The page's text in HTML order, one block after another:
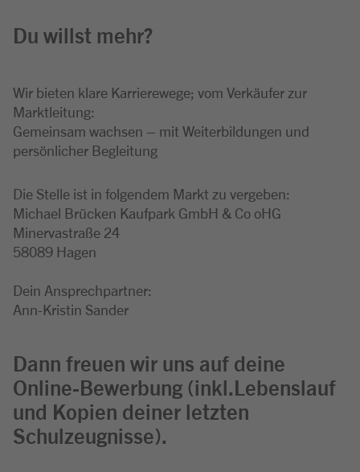
Du willst mehr?
Wir bieten klare Karrierewege; vom Verkäufer zur
Marktleitung:
Gemeinsam wachsen – mit Weiterbildungen und
persönlicher Begleitung
Die Stelle ist in folgendem Markt zu vergeben:
Michael Brücken Kaufpark GmbH & Co oHG
Minervastraße 24
58089 Hagen
Dein Ansprechpartner:
Ann-Kristin Sander
Dann freuen wir uns auf deine
Online-Bewerbung (inkl.Lebenslauf
und Kopien deiner letzten
Schulzeugnisse).